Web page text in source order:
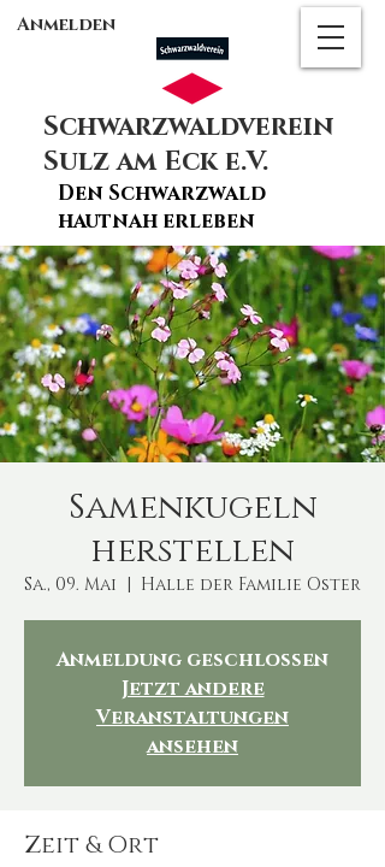
Anmelden
Schwarzwaldverein
Sulz am Eck e.V.
Den Schwarzwald
hautnah erleben
Samenkugeln
herstellen
Sa., 09. Mai
  |
Halle der Familie Oster
Anmeldung geschlossen
Jetzt andere
Veranstaltungen
ansehen
Zeit & Ort